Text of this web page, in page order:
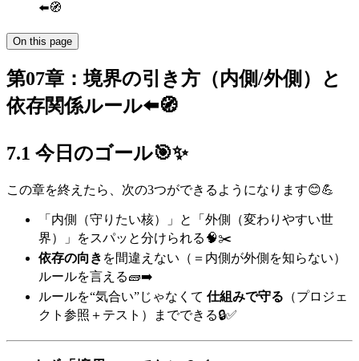
⬅️🧭
On this page
第07章：境界の引き方（内側/外側）と
依存関係ルール⬅️🧭
7.1 今日のゴール🎯✨
この章を終えたら、次の3つができるようになります😊💪
「内側（守りたい核）」と「外側（変わりやすい世
界）」をスパッと分けられる🧠✂️
依存の向き を間違えない（＝内側が外側を知らない）
ルールを言える🧱➡️
ルールを“気合い”じゃなくて 仕組みで守る （プロジェ
クト参照＋テスト）までできる🔒✅